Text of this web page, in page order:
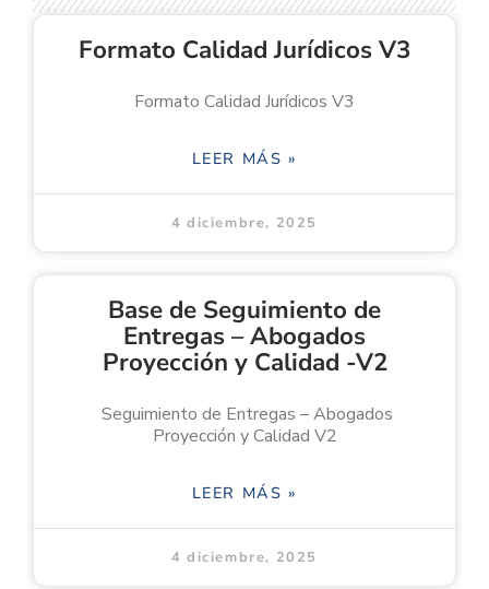
Formato Calidad Jurídicos V3
Formato Calidad Jurídicos V3
LEER MÁS »
4 diciembre, 2025
Base de Seguimiento de
Entregas – Abogados
Proyección y Calidad -V2
Seguimiento de Entregas – Abogados
Proyección y Calidad V2
LEER MÁS »
4 diciembre, 2025